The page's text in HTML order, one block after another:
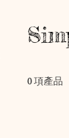
0 項產品